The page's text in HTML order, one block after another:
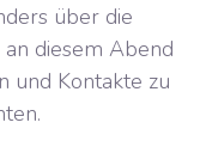
über die
diesem Abend
und Kontakte zu